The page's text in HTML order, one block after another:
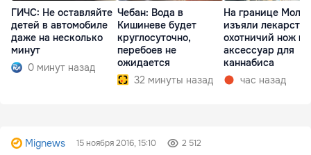
ГИЧС: Не оставляйте
детей в автомобиле
даже на несколько
минут
0 минут назад
Чебан: Вода в
Кишиневе будет
круглосуточно,
перебоев не
ожидается
32 минуты назад
На границе
изъяли
охотничий нож и
аксессуар для
каннабиса
час назад
Mignews 15 ноября 2016, 15:10 2 512